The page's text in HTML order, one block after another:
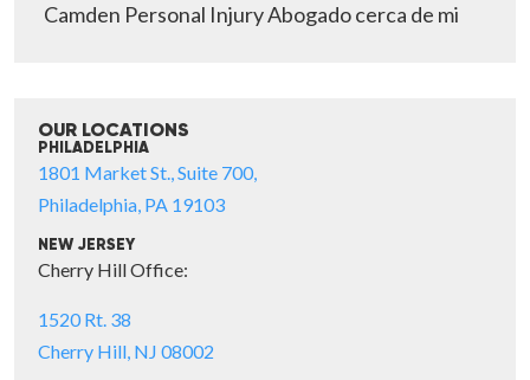
Camden Personal Injury Abogado cerca de mi
OUR LOCATIONS
PHILADELPHIA
1801 Market St., Suite 700,
Philadelphia, PA 19103
NEW JERSEY
Cherry Hill Office:
1520 Rt. 38
Cherry Hill, NJ 08002